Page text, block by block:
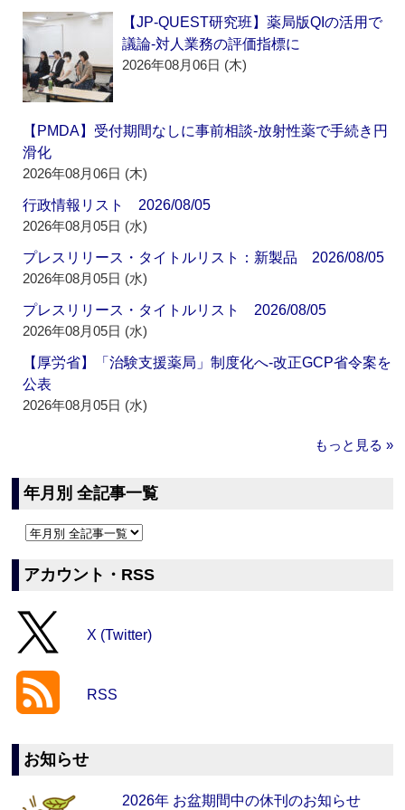
【JP-QUEST研究班】薬局版QIの活用で
議論‐対人業務の評価指標に
2026年08月06日 (木)
【PMDA】受付期間なしに事前相談‐放射性薬で手続き円
滑化
2026年08月06日 (木)
行政情報リスト 2026/08/05
2026年08月05日 (水)
プレスリリース・タイトルリスト：新製品 2026/08/05
2026年08月05日 (水)
プレスリリース・タイトルリスト 2026/08/05
2026年08月05日 (水)
【厚労省】「治験支援薬局」制度化へ‐改正GCP省令案を
公表
2026年08月05日 (水)
もっと見る »
年月別 全記事一覧
アカウント・RSS
X (Twitter)
RSS
お知らせ
2026年 お盆期間中の休刊のお知らせ